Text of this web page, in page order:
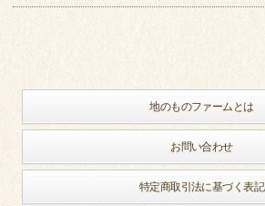
地のものファームとは
お問い合わせ
特定商取引法に基づく表記